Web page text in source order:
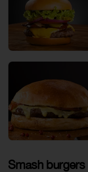
Smash burgers